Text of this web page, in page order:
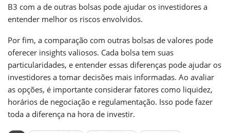
B3 com a de outras bolsas pode ajudar os investidores a
entender melhor os riscos envolvidos.
Por fim, a comparação com outras bolsas de valores pode
oferecer insights valiosos. Cada bolsa tem suas
particularidades, e entender essas diferenças pode ajudar os
investidores a tomar decisões mais informadas. Ao avaliar
as opções, é importante considerar fatores como liquidez,
horários de negociação e regulamentação. Isso pode fazer
toda a diferença na hora de investir.